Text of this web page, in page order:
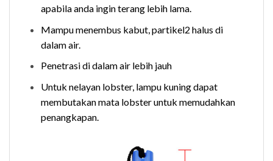
apabila anda ingin terang lebih lama.
Mampu menembus kabut, partikel2 halus di
dalam air.
Penetrasi di dalam air lebih jauh
Untuk nelayan lobster, lampu kuning dapat
membutakan mata lobster untuk memudahkan
penangkapan.